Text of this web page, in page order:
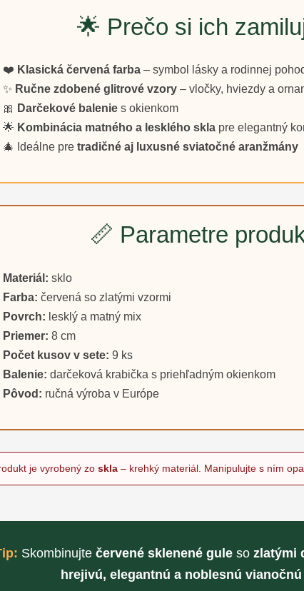
🌟 Prečo si ich
❤️ Klasická červená farba – symbol lásky a rodinnej
✨ Ručne zdobené glitrové vzory – vločky, hviezdy a
🎀 Darčekové balenie s okienkom
🌟 Kombinácia matného a lesklého skla pre elegantný
🎄 Ideálne pre tradičné aj luxusné sviatočné aranžmány
📏 Parametre
Materiál: sklo
Farba: červená so zlatými vzormi
Povrch: lesklý a matný mix
Priemer: 8 cm
Počet kusov v sete: 9 ks
Balenie: darčeková krabička s priehľadným okienkom
Pôvod: ručná výroba v Európe
je vyrobený zo skla – krehký materiál. Manipulujte s ním
Skombinujte červené sklenené gule so zlatými
hrejivú, elegantnú a noblesnú